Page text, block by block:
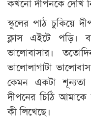
স্কুলের পাঠ চুকিয়ে
ক্লাস এইটে পড়ি।
ভালোবাসার।
ভালোলাগাটা
কেমন একটা শূন্যতা
দীপনের চিঠি
কী লিখেছে।